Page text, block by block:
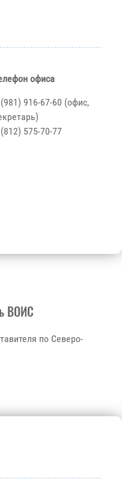
офиса
916-67-60 (офис,
575-70-77
ВОИС
по Северо-